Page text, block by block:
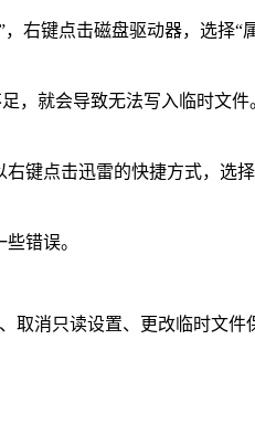
右键点击磁盘驱动器，选择“
，就会导致无法写入临时文
键点击迅雷的快捷方式，选
错误。
取消只读设置、更改临时文